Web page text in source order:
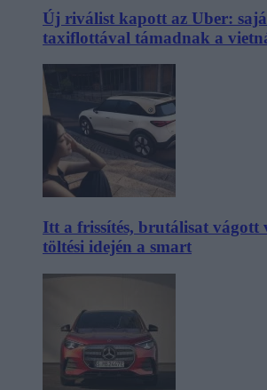
Új riválist kapott az Uber:
taxiflottával támadnak a
Itt a frissítés, brutálisat
töltési idején a smart